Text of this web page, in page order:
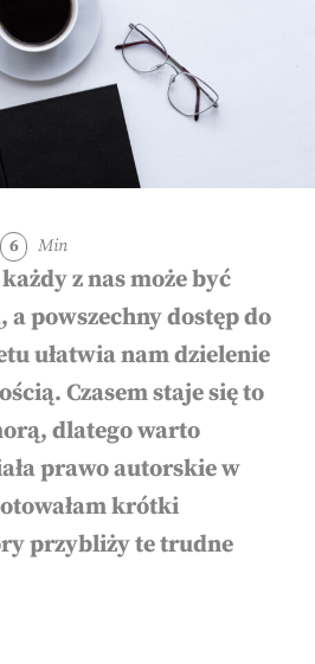
6 Min
z nas może być
a powszechny dostęp do
ułatwia nam dzielenie
Czasem staje się to
dlatego warto
prawo autorskie w
krótki
przybliży te trudne